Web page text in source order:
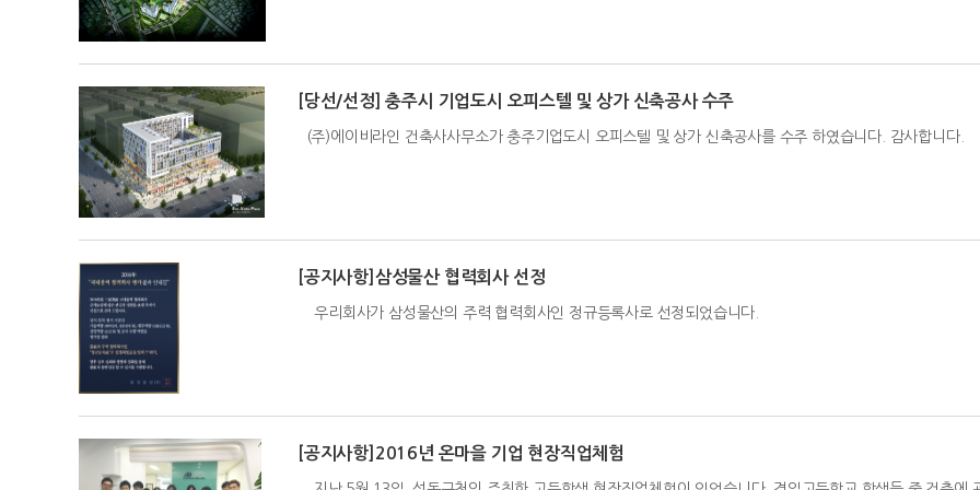
[당선/선정] 충주시 기업도시 오피스텔 및 상가 신축공사 수주
(주)에이비라인 건축사사무소가 충주기업도시 오피스텔 및 상가 신축공사를 수주 하였습니다. 감사합니다.
[공지사항]삼성물산 협력회사 선정
우리회사가 삼성물산의 주력 협력회사인 정규등록사로 선정되었습니다.
[공지사항]2016년 온마을 기업 현장직업체험